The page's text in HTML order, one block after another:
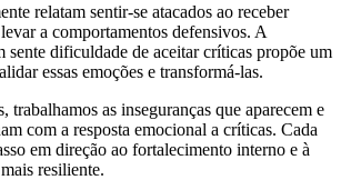
relatam sentir-se atacados ao receber
a comportamentos defensivos. A
sente dificuldade de aceitar críticas propõe um
essas emoções e transformá-las.
trabalhamos as inseguranças que aparecem e
com a resposta emocional a críticas. Cada
em direção ao fortalecimento interno e à
resiliente.